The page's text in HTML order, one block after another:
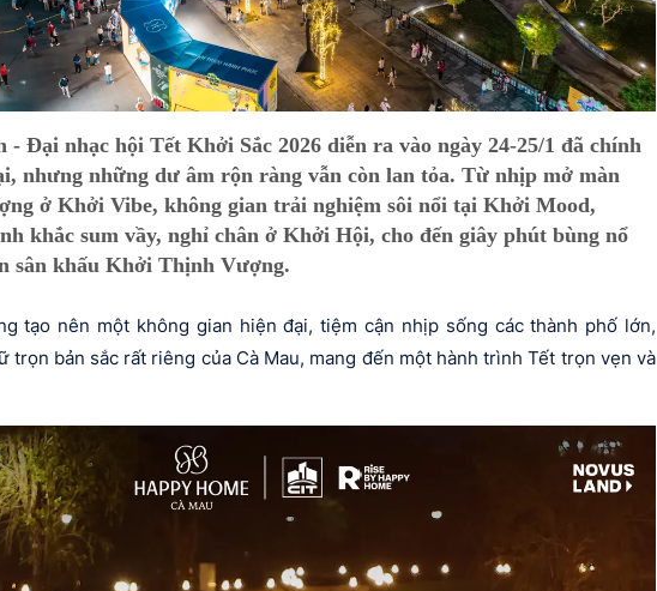
- Đại nhạc hội Tết Khởi Sắc 2026 diễn ra vào ngày 24-25/1 đã chính
nhưng những dư âm rộn ràng vẫn còn lan tỏa. Từ nhịp mở màn
ở Khởi Vibe, không gian trải nghiệm sôi nổi tại Khởi Mood,
khắc sum vầy, nghỉ chân ở Khởi Hội, cho đến giây phút bùng nổ
sân khấu Khởi Thịnh Vượng.
tạo nên một không gian hiện đại, tiệm cận nhịp sống các thành phố lớn,
trọn bản sắc rất riêng của Cà Mau, mang đến một hành trình Tết trọn vẹn và